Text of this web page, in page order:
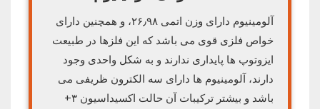
آلومینیوم دارای وزن اتمی ۲۶٫۹۸، و همچنین دارای
خواص فلزی قوی می باشد که این فلزها در طبیعت
ایزوتوپ ها پایداری ندارند و به شکل واحدی وجود
دارند، آلومینیوم ها دارای سه الکترون ظریفی می
باشد و بیشتر ترکیبات آن حالت اکسیداسیون ۳+